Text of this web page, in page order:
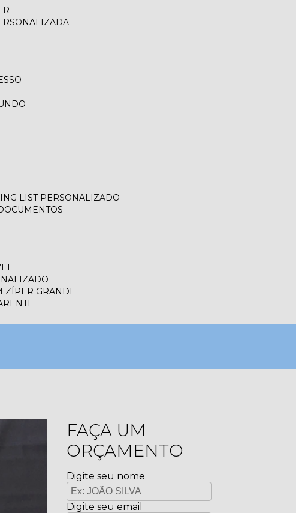
LIST PERSONALIZADO
ZÍPER GRANDE
FAÇA UM
ORÇAMENTO
Digite seu nome
Digite seu email